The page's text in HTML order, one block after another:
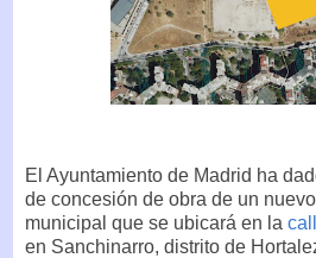
El Ayuntamiento de Madrid ha
de concesión de obra de un
municipal que se ubicará en la
en Sanchinarro, distrito de